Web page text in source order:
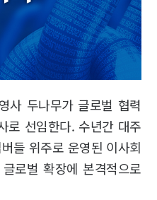
사 두나무가 글로벌 협력
로 선임한다. 수년간 대주
들 위주로 운영된 이사회
로벌 확장에 본격적으로